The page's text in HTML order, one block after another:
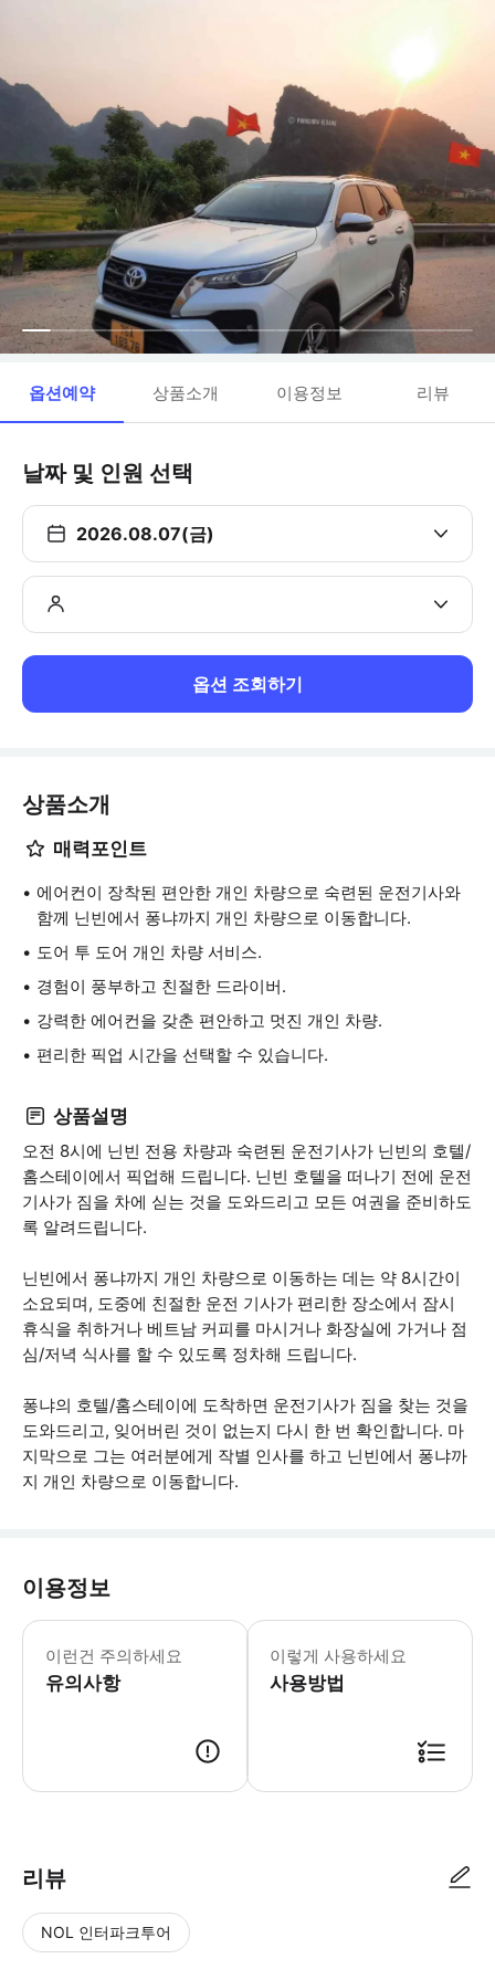
옵션예약 상품소개 이용정보 리뷰
날짜 및 인원 선택
2026.08.07(금)
옵션 조회하기
상품소개
매력포인트
에어컨이 장착된 편안한 개인 차량으로 숙련된 운전기사와
함께 닌빈에서 퐁냐까지 개인 차량으로 이동합니다.
도어 투 도어 개인 차량 서비스.
경험이 풍부하고 친절한 드라이버.
강력한 에어컨을 갖춘 편안하고 멋진 개인 차량.
편리한 픽업 시간을 선택할 수 있습니다.
상품설명
오전 8시에 닌빈 전용 차량과 숙련된 운전기사가 닌빈의 호텔/
홈스테이에서 픽업해 드립니다. 닌빈 호텔을 떠나기 전에 운전
기사가 짐을 차에 싣는 것을 도와드리고 모든 여권을 준비하도
록 알려드립니다.
닌빈에서 퐁냐까지 개인 차량으로 이동하는 데는 약 8시간이
소요되며, 도중에 친절한 운전 기사가 편리한 장소에서 잠시
휴식을 취하거나 베트남 커피를 마시거나 화장실에 가거나 점
심/저녁 식사를 할 수 있도록 정차해 드립니다.
퐁냐의 호텔/홈스테이에 도착하면 운전기사가 짐을 찾는 것을
도와드리고, 잊어버린 것이 없는지 다시 한 번 확인합니다. 마
지막으로 그는 여러분에게 작별 인사를 하고 닌빈에서 퐁냐까
지 개인 차량으로 이동합니다.
이용정보
이런건 주의하세요
유의사항
편리한 픽업 시간을 선택할 수 있지만
이렇게 사용하세요
사용방법
리뷰
NOL 인터파크투어